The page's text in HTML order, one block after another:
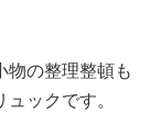
物の整理整頓も
ックです。